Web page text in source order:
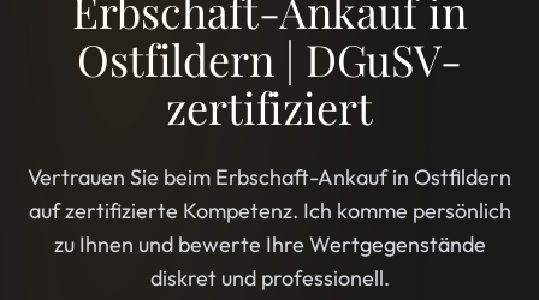
Ostfildern | DGuSV-
zertifiziert
Vertrauen Sie beim Erbschaft-Ankauf in Ostfildern
auf zertifizierte Kompetenz. Ich komme persönlich
zu Ihnen und bewerte Ihre Wertgegenstände
diskret und professionell.